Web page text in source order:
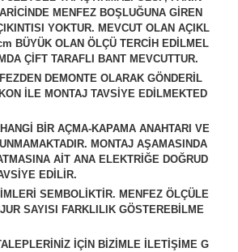
MENFEZ BOŞLUĞUNA GİREN
YOKTUR. MEVCUT OLAN AÇIKL
BÜYÜK OLAN ÖLÇÜ TERCİH EDİLMEL
ÇİFT TARAFLI BANT MEVCUTTUR.
DEMONTE OLARAK GÖNDERİL
İLE MONTAJ TAVSİYE EDİLMEKTED
BİR AÇMA-KAPAMA ANAHTARI VE
MONTAJ AŞAMASINDA
AİT ANA ELEKTRİĞE DOĞRUD
EDİLİR.
SEMBOLİKTİR. MENFEZ ÖLÇÜLE
SAYISI FARKLILIK GÖSTEREBİLME
İÇİN BİZİMLE İLETİŞİME G